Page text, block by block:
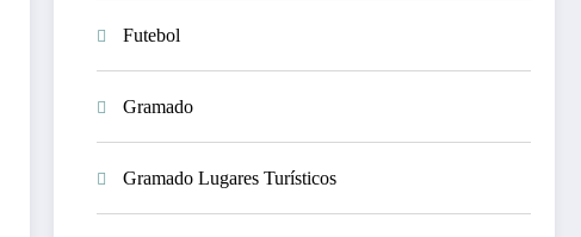
Futebol
Gramado
Gramado Lugares Turísticos